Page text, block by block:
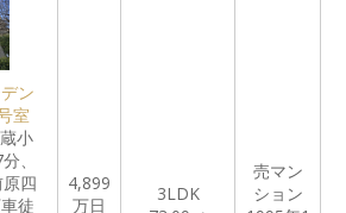
ン
室
小
、
四
徒
4,899
万日
3LDK
売マン
ション